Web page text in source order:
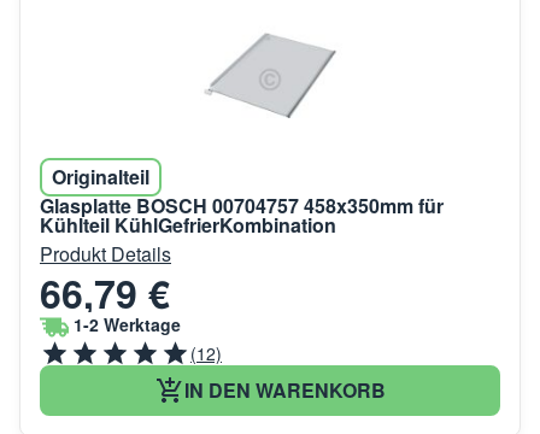
Originalteil
Glasplatte BOSCH 00704757 458x350mm für
Kühlteil KühlGefrierKombination
Produkt Details
66,79 €
1-2 Werktage
(12)
IN DEN WARENKORB